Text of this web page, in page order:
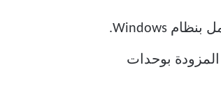
قبل التعمق في المزيد من الإصلاحات المتقدمة، أعد تشغيل برامج تشغيل الرسومات لجهاز الكمبيوتر الذي يعمل بنظام Windows.
بوحدات